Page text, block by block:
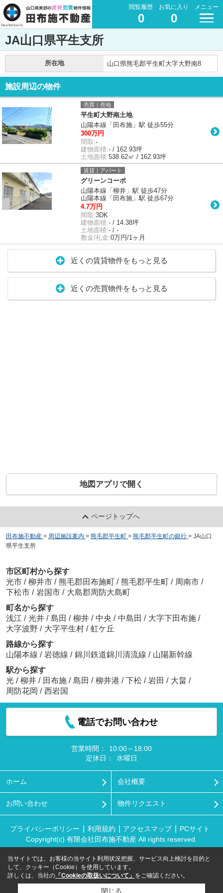
閲覧履歴
0
お気に入り
0
メニュー
JA山口県平生支所
所在地 山口県熊毛郡平生町大字大野南8
施設周辺の物件
売買｜売地
平生町大野南土地
山陽本線「田布施」駅 徒歩55分
300万円
間取:-
建物面積:- / 162.93坪
土地面積:538.62㎡ / 162.93坪
賃貸｜アパート
グリーンコーポ
山陽本線「柳井」駅 徒歩47分
山陽本線「田布施」駅 徒歩67分
4.7万円
間取:3DK
建物面積:- / 14.38坪
土地面積:- / -
敷金/礼金:0万円/1ヶ月
近くの賃貸物件をもっと見る
近くの売買物件をもっと見る
地図アプリで開く
ページトップへ
田布施不動産 > 周辺施設案内 > 熊毛郡平生町 > 熊毛郡平生町の銀行 > JA山口
県平生支所
市区町村から探す
光市 / 柳井市 / 熊毛郡田布施町 / 熊毛郡平生町 / 周南市 /
下松市 / 岩国市 / 大島郡周防大島町
町名から探す
浅江 / 光井 / 島田 / 柳井 / 中央 / 中島田 / 大字下田布施 /
大字波野 / 大字平生村 / 虹ケ丘
路線から探す
山陽本線 / 岩徳線 / 錦川鉄道錦川清流線 / 山陽新幹線
駅から探す
光 / 柳井 / 田布施 / 島田 / 柳井港 / 下松 / 岩田 / 大畠 /
周防花岡 / 西岩国
電話でお問い合わせ
営業時間：
10:00～18:00
定休日：
水曜日
ホーム 会社概要
お問い合わせ 物件リクエスト
プライバシーポリシー 利用規約 アクセスマップ
PCサイト
Copyright(c) 有限会社田布施不動産 All rights reserved.
当サイトでは、お客様の当サイト利用状況把握、サービス向上検討を目的と
して、クッキー（Cookie）を使用しています。
詳しくは、当社の 「Cookieの取扱いについて」 をご確認ください。
閉じる